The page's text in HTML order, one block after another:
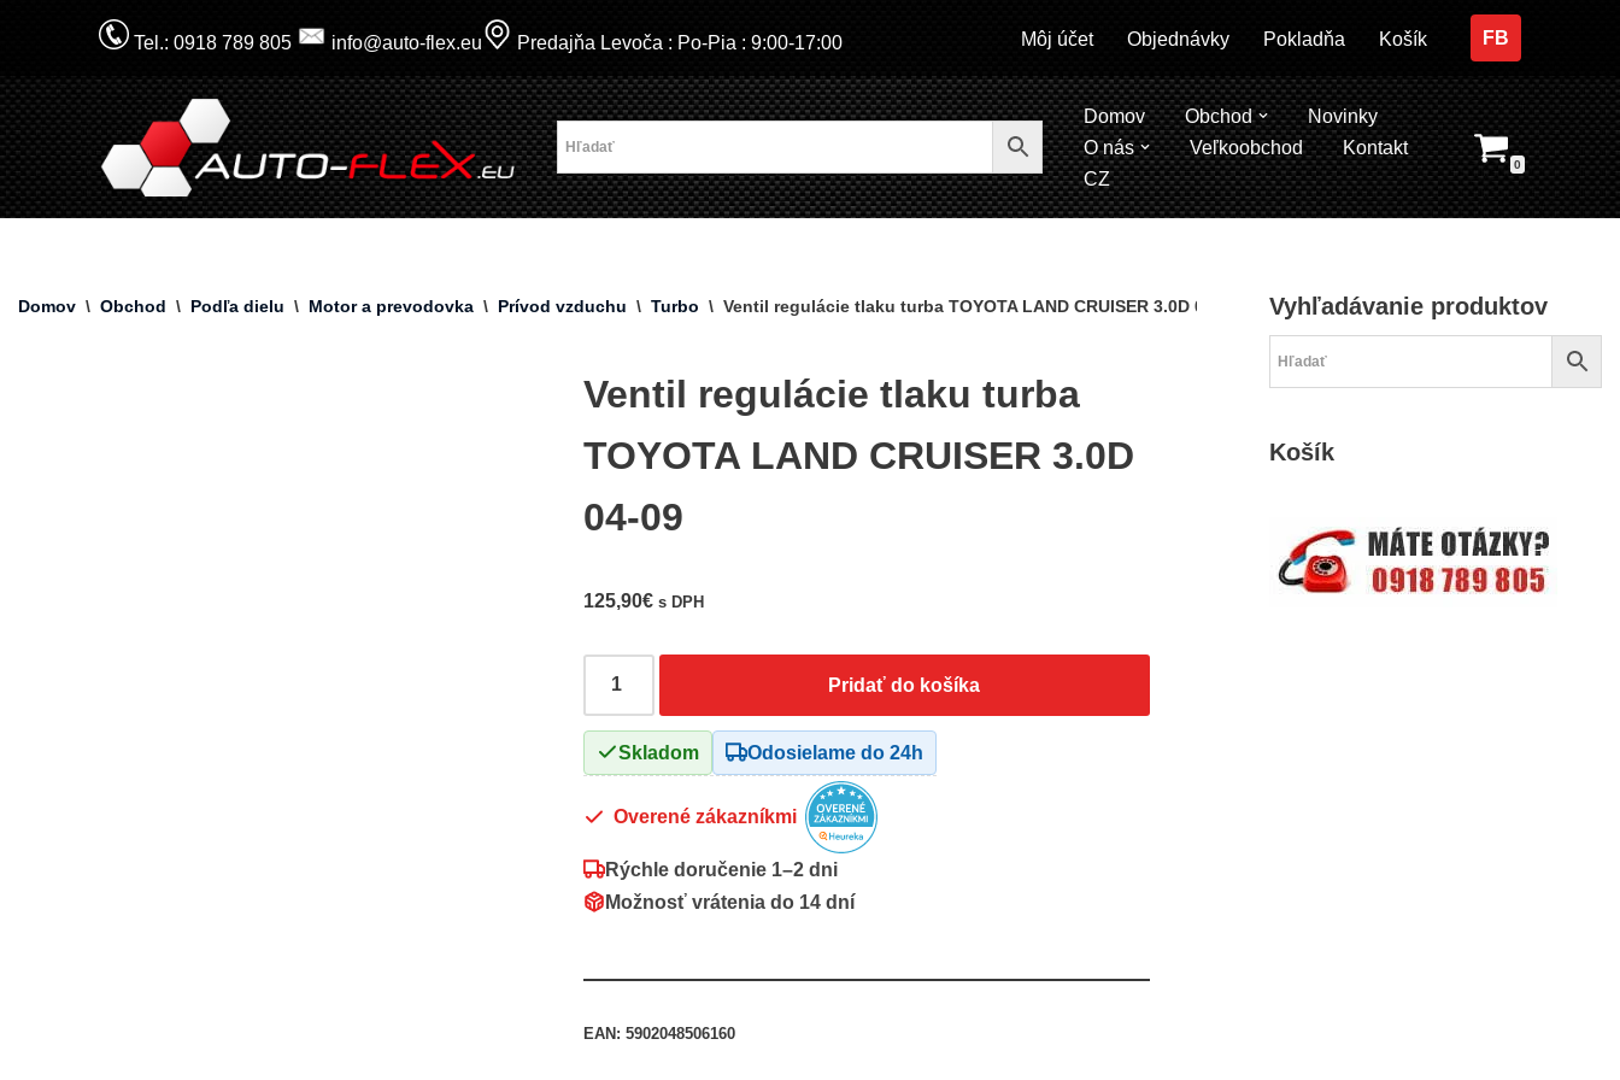
na
obsah
Tel.: 0918 789 805 info@auto-flex.eu Predajňa Levoča : Po-Pia : 9:00-17:00 Môj účet Objednávky Pokladňa Košík FB
Domov Obchod
Novinky
O nás
Veľkoobchod
Kontakt
CZ
0
Domov \ Obchod \ Podľa dielu \ Motor a prevodovka \ Prívod vzduchu \ Turbo \ Ventil regulácie tlaku turba TOYOTA LAND CRUISER 3.0D 04-09
Ventil regulácie tlaku turba
TOYOTA LAND CRUISER 3.0D
04-09
125,90€ s DPH
Pridať do košíka
Skladom Odosielame do 24h
Overené zákazníkmi
Rýchle doručenie 1–2 dni
Možnosť vrátenia do 14 dní
EAN:5902048506160
Vyhľadávanie produktov
Košík